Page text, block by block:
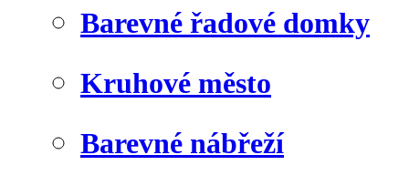
Barevné řadové domky
Kruhové město
Barevné nábřeží